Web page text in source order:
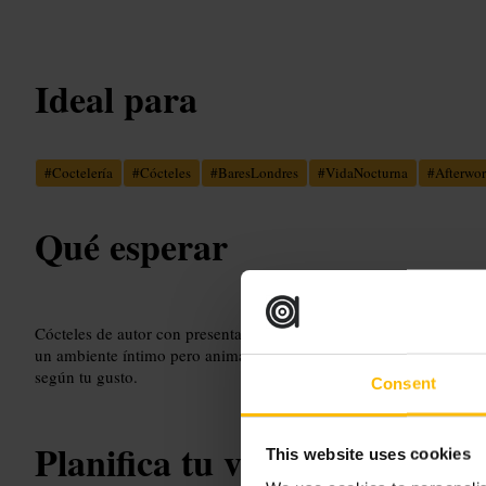
Consent
This website uses cookies
Ideal para
#Coctelería #Cócteles #BaresLondres #VidaNocturna #
Qué esperar
Cócteles de autor con presentaciones cuidadas. Barra donde se ve
un ambiente íntimo pero animado por la noche. Servicio
según tu gusto.
Planifica tu visita